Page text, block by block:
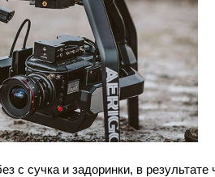
с сучка и задоринки, в